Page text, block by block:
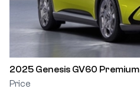
2025 Genesis GV60 Premium
Price